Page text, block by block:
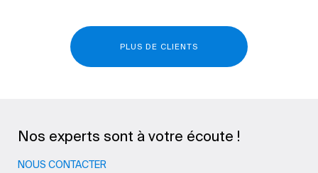
PLUS DE CLIENTS
Nos experts sont à votre écoute !
NOUS CONTACTER